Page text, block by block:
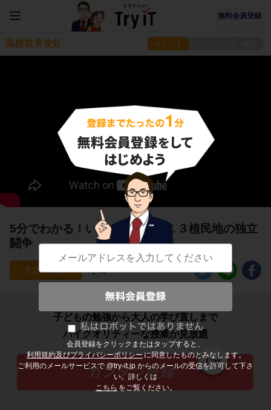
無料会員登録
会員登録をクリックまたはタップすると、
利用規約及びプライバシーポリシーに同意したものとみなします。
ご利用のメールサービスで @try-it.jp からのメールの受信を許可して下さ
い。詳しくは
こちら をご覧ください。
高校世界史B ポイント
5分でわかる！いよいよ衝突！１３植民地の独立
闘争
214
子どもの勉強から大人の学び直しまで
ハイクオリティーな授業が見放題